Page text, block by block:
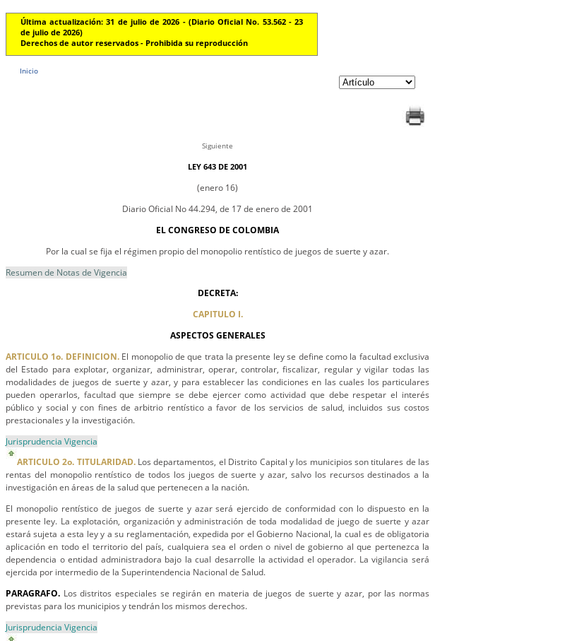
Última actualización: 31 de julio de 2026 - (Diario Oficial No. 53.562 - 23
de julio de 2026)
Derechos de autor reservados - Prohibida su reproducción
Inicio
Siguiente
LEY 643 DE 2001
(enero 16)
Diario Oficial No 44.294, de 17 de enero de 2001
EL CONGRESO DE COLOMBIA
Por la cual se fija el régimen propio del monopolio rentístico de juegos de suerte y azar.
Resumen de Notas de Vigencia
DECRETA:
CAPITULO I.
ASPECTOS GENERALES
ARTICULO 1o. DEFINICION.El monopolio de que trata la presente ley se define como la facultad exclusiva
del Estado para explotar, organizar, administrar, operar, controlar, fiscalizar, regular y vigilar todas las
modalidades de juegos de suerte y azar, y para establecer las condiciones en las cuales los particulares
pueden operarlos, facultad que siempre se debe ejercer como actividad que debe respetar el interés
público y social y con fines de arbitrio rentístico a favor de los servicios de salud, incluidos sus costos
prestacionales y la investigación.
Jurisprudencia Vigencia
ARTICULO 2o. TITULARIDAD.Los departamentos, el Distrito Capital y los municipios son titulares de las
rentas del monopolio rentístico de todos los juegos de suerte y azar, salvo los recursos destinados a la
investigación en áreas de la salud que pertenecen a la nación.
El monopolio rentístico de juegos de suerte y azar será ejercido de conformidad con lo dispuesto en la
presente ley. La explotación, organización y administración de toda modalidad de juego de suerte y azar
estará sujeta a esta ley y a su reglamentación, expedida por el Gobierno Nacional, la cual es de obligatoria
aplicación en todo el territorio del país, cualquiera sea el orden o nivel de gobierno al que pertenezca la
dependencia o entidad administradora bajo la cual desarrolle la actividad el operador. La vigilancia será
ejercida por intermedio de la Superintendencia Nacional de Salud.
PARAGRAFO. Los distritos especiales se regirán en materia de juegos de suerte y azar, por las normas
previstas para los municipios y tendrán los mismos derechos.
Jurisprudencia Vigencia